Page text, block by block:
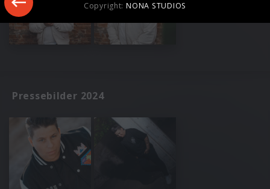
Pressebilder 2024
Copyright:NONA STUDIOS